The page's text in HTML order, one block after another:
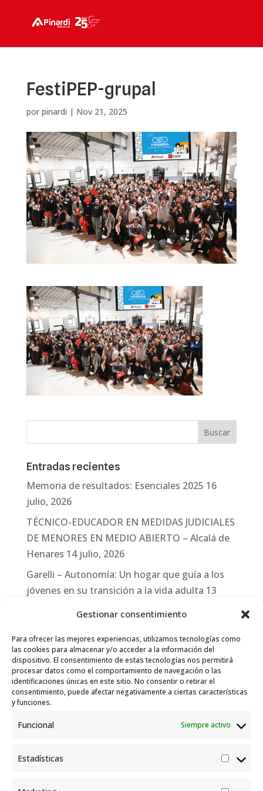
Gestionar consentimiento
Para ofrecer las mejores experiencias, utilizamos tecnologías como
las cookies para almacenar y/o acceder a la información del
dispositivo. El consentimiento de estas tecnologías nos permitirá
procesar datos como el comportamiento de navegación o las
identificaciones únicas en este sitio. No consentir o retirar el
consentimiento, puede afectar negativamente a ciertas características
y funciones.
Funcional Siempre activo
Estadísticas
FestiPEP-grupal
por pinardi | Nov 21, 2025
Entradas recientes
Memoria de resultados: Esenciales 2025 16
julio, 2026
TÉCNICO-EDUCADOR EN MEDIDAS JUDICIALES
DE MENORES EN MEDIO ABIERTO – Alcalá de
Henares 14 julio, 2026
Garelli – Autonomía: Un hogar que guía a los
jóvenes en su transición a la vida adulta 13
Garelli-Refugio: Acciones de empleo en el
marco del Sistema de Acogida de Protección
Internacional 10 julio, 2026